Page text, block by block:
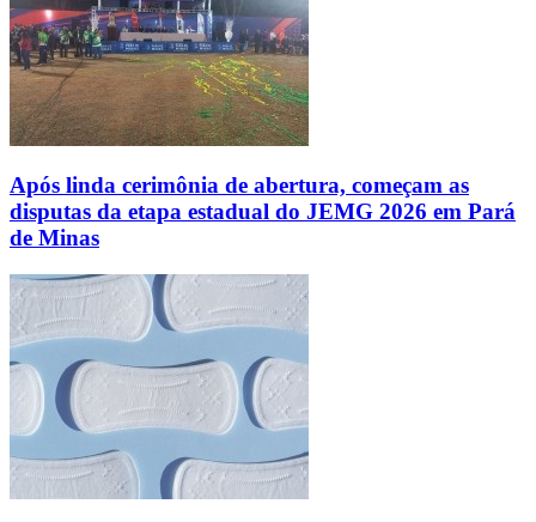
Após linda cerimônia de abertura, começam as
disputas da etapa estadual do JEMG 2026 em Pará
de Minas